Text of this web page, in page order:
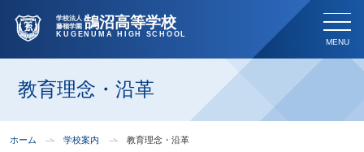
学校法人
藤嶺学園 鵠沼高等学校
KUGENUMA HIGH SCHOOL
教育理念・沿革
ホーム 学校案内 教育理念・沿革